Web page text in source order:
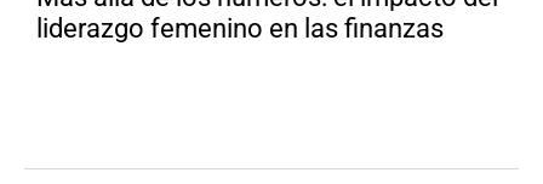
liderazgo femenino en las finanzas